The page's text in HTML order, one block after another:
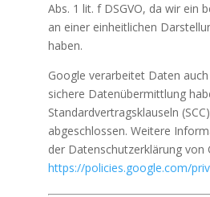
Abs. 1 lit. f DSGVO, da wir ein
an einer einheitlichen
haben.
Google verarbeitet Daten auch
sichere Datenübermittlung
Standardvertragsklauseln
abgeschlossen. Weitere
der Datenschutzerklärung von
https://policies.google.com/